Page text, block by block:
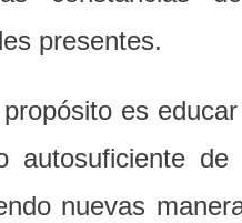
presentes.
propósito es
autosuficiente
nuevas